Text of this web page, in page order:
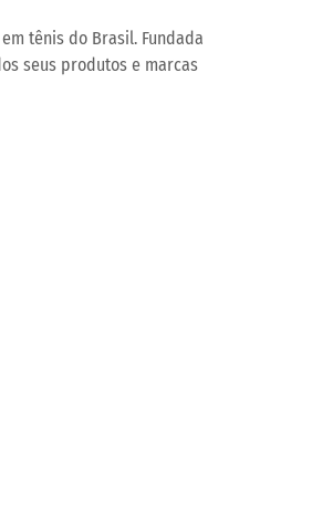
tênis do Brasil. Fundada
seus produtos e marcas